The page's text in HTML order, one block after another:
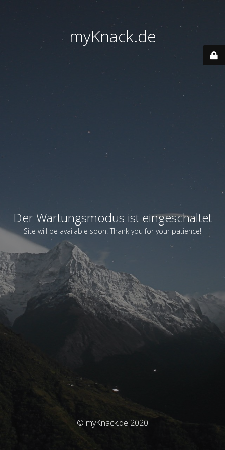
myKnack.de
Der Wartungsmodus ist eingeschaltet
Site will be available soon. Thank you for your patience!
© myKnack.de 2020